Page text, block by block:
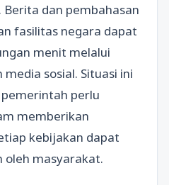
dan pembahasan
fasilitas negara dapat
menit melalui
sosial. Situasi ini
perlu
memberikan
kebijakan dapat
oleh masyarakat.